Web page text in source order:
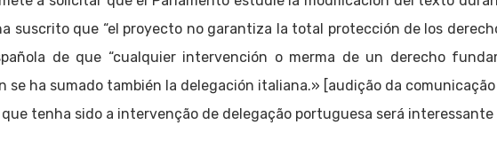
suscrito que “el proyecto no garantiza la total protección de los
de que “cualquier intervención o merma de un derecho
se ha sumado también la delegación italiana.» [audição da
tenha sido a intervenção de delegação portuguesa será